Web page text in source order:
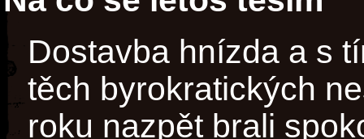
Dostavba hnízda a s
těch byrokratických
roku nazpět brali